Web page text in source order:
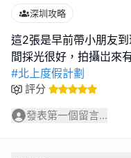
深圳攻略
這2張是早前帶小朋友
#北上度假計劃
評分
發表第一個留言...